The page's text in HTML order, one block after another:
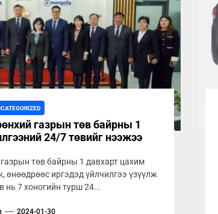
газрын төв байрны 1
24/7 төвийг нээжээ
төв байрны 1 давхарт цахим
өнөөдрөөс иргэдэд үйлчилгээ үзүүлж
нь 7 хоногийн турш 24...
2024-01-30